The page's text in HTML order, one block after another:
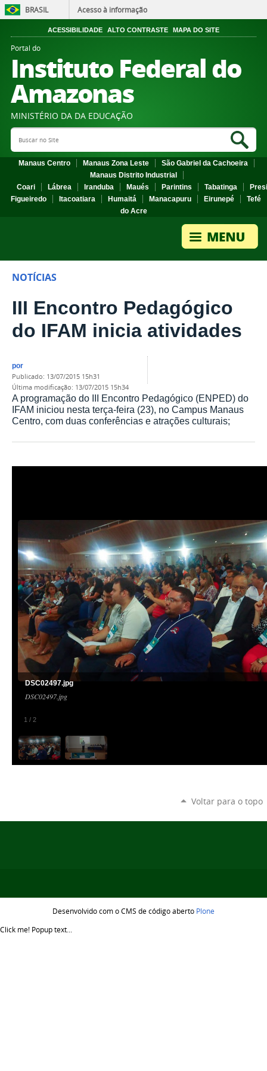
BRASIL Acesso à informação
ACESSIBILIDADE ALTO CONTRASTE MAPA DO SITE
Portal do
Instituto Federal do
Amazonas
MINISTÉRIO DA DA EDUCAÇÃO
Search Site
Manaus Centro Manaus Zona Leste
São Gabriel da Cachoeira
Manaus Distrito Industrial
Coari
Lábrea Iranduba Maués Parintins Tabatinga
Figueiredo
Itacoatiara Humaitá Manacapuru Eirunepé
Tefé
do Acre
NOTÍCIAS
III Encontro Pedagógico
do IFAM inicia atividades
por
publicado: 13/07/2015 15h31
última modificação: 13/07/2015 15h34
A programação do III Encontro Pedagógico (ENPED) do
IFAM iniciou nesta terça-feira (23), no Campus Manaus
Centro, com duas conferências e atrações culturais;
1 / 2
DSC02497.jpg
DSC02497.jpg
Voltar para o topo
Desenvolvido com o CMS de código aberto Plone
Click me! Popup text...